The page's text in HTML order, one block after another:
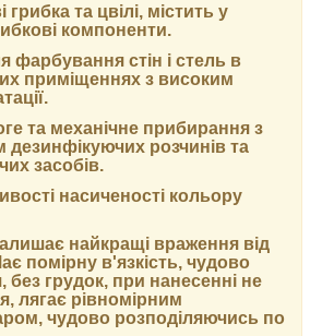
грибка та цвілі, містить у
компоненти.
фарбування стін і стель в
приміщеннях з високим
та механічне прибирання з
дезинфікуючих розчинів та
засобів.
насиченості кольору
найкращі враження від
помірну в'язкість, чудово
без грудок, при нанесенні не
лягає рівномірним
чудово розподіляючись по